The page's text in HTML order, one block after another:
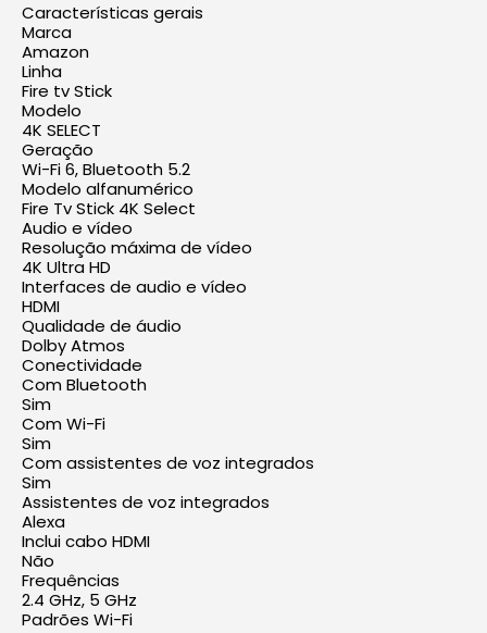
Características gerais
Marca
Amazon
Linha
Fire tv Stick
Modelo
4K SELECT
Geração
Wi-Fi 6, Bluetooth 5.2
Modelo alfanumérico
Fire Tv Stick 4K Select
Audio e vídeo
Resolução máxima de vídeo
4K Ultra HD
Interfaces de audio e vídeo
HDMI
Qualidade de áudio
Dolby Atmos
Conectividade
Com Bluetooth
Sim
Com Wi-Fi
Sim
Com assistentes de voz integrados
Sim
Assistentes de voz integrados
Alexa
Inclui cabo HDMI
Não
Frequências
2.4 GHz, 5 GHz
Padrões Wi-Fi